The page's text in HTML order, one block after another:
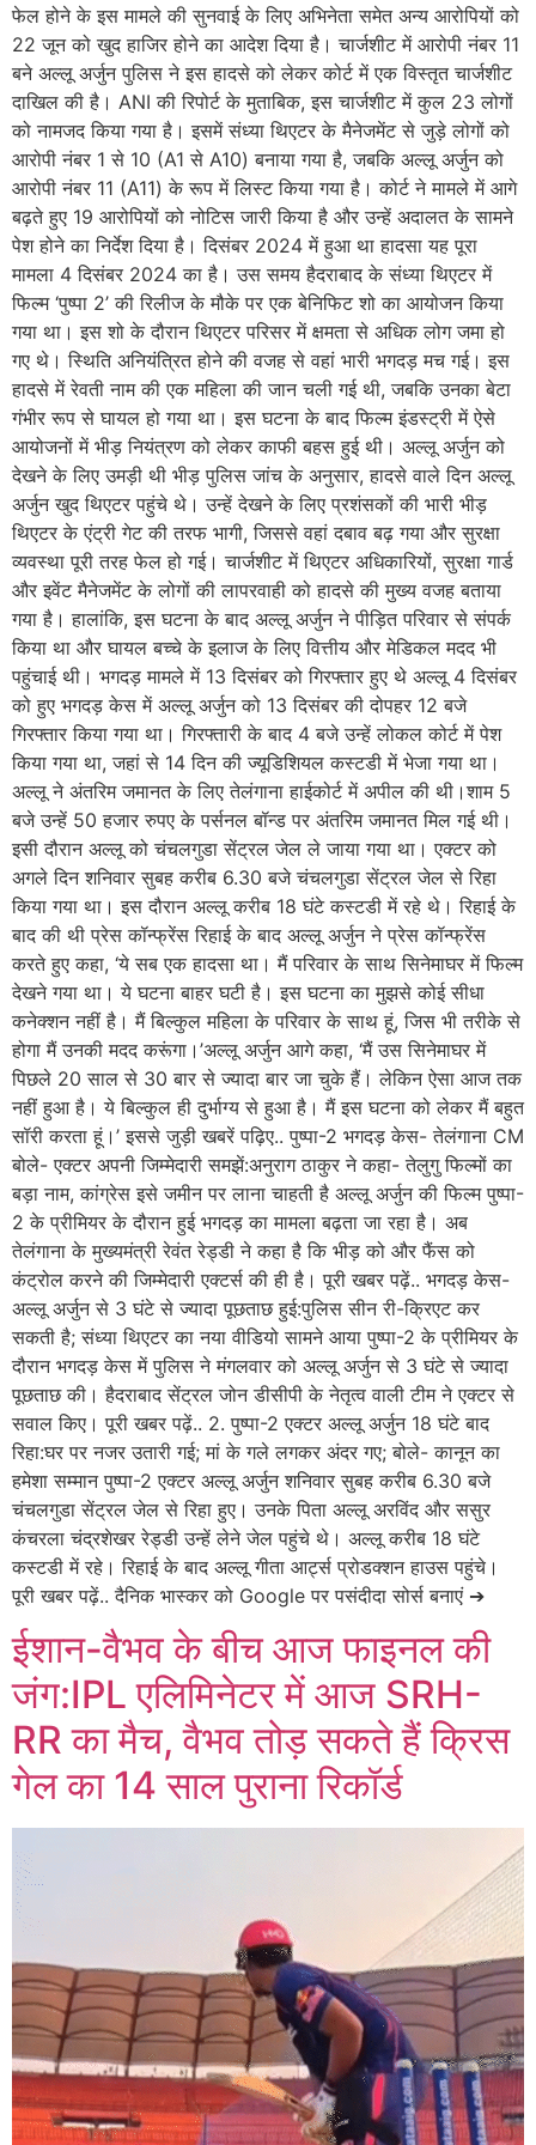
फेल होने के इस मामले की सुनवाई के लिए अभिनेता समेत अन्य आरोपियों को
22 जून को खुद हाजिर होने का आदेश दिया है। चार्जशीट में आरोपी नंबर 11
बने अल्लू अर्जुन पुलिस ने इस हादसे को लेकर कोर्ट में एक विस्तृत चार्जशीट
दाखिल की है। ANI की रिपोर्ट के मुताबिक, इस चार्जशीट में कुल 23 लोगों
को नामजद किया गया है। इसमें संध्या थिएटर के मैनेजमेंट से जुड़े लोगों को
आरोपी नंबर 1 से 10 (A1 से A10) बनाया गया है, जबकि अल्लू अर्जुन को
आरोपी नंबर 11 (A11) के रूप में लिस्ट किया गया है। कोर्ट ने मामले में आगे
बढ़ते हुए 19 आरोपियों को नोटिस जारी किया है और उन्हें अदालत के सामने
पेश होने का निर्देश दिया है। दिसंबर 2024 में हुआ था हादसा यह पूरा
मामला 4 दिसंबर 2024 का है। उस समय हैदराबाद के संध्या थिएटर में
फिल्म ‘पुष्पा 2’ की रिलीज के मौके पर एक बेनिफिट शो का आयोजन किया
गया था। इस शो के दौरान थिएटर परिसर में क्षमता से अधिक लोग जमा हो
गए थे। स्थिति अनियंत्रित होने की वजह से वहां भारी भगदड़ मच गई। इस
हादसे में रेवती नाम की एक महिला की जान चली गई थी, जबकि उनका बेटा
गंभीर रूप से घायल हो गया था। इस घटना के बाद फिल्म इंडस्ट्री में ऐसे
आयोजनों में भीड़ नियंत्रण को लेकर काफी बहस हुई थी। अल्लू अर्जुन को
देखने के लिए उमड़ी थी भीड़ पुलिस जांच के अनुसार, हादसे वाले दिन अल्लू
अर्जुन खुद थिएटर पहुंचे थे। उन्हें देखने के लिए प्रशंसकों की भारी भीड़
थिएटर के एंट्री गेट की तरफ भागी, जिससे वहां दबाव बढ़ गया और सुरक्षा
व्यवस्था पूरी तरह फेल हो गई। चार्जशीट में थिएटर अधिकारियों, सुरक्षा गार्ड
और इवेंट मैनेजमेंट के लोगों की लापरवाही को हादसे की मुख्य वजह बताया
गया है। हालांकि, इस घटना के बाद अल्लू अर्जुन ने पीड़ित परिवार से संपर्क
किया था और घायल बच्चे के इलाज के लिए वित्तीय और मेडिकल मदद भी
पहुंचाई थी। भगदड़ मामले में 13 दिसंबर को गिरफ्तार हुए थे अल्लू 4 दिसंबर
को हुए भगदड़ केस में अल्लू अर्जुन को 13 दिसंबर की दोपहर 12 बजे
गिरफ्तार किया गया था। गिरफ्तारी के बाद 4 बजे उन्हें लोकल कोर्ट में पेश
किया गया था, जहां से 14 दिन की ज्यूडिशियल कस्टडी में भेजा गया था।
अल्लू ने अंतरिम जमानत के लिए तेलंगाना हाईकोर्ट में अपील की थी।शाम 5
बजे उन्हें 50 हजार रुपए के पर्सनल बॉन्ड पर अंतरिम जमानत मिल गई थी।
इसी दौरान अल्लू को चंचलगुडा सेंट्रल जेल ले जाया गया था। एक्टर को
अगले दिन शनिवार सुबह करीब 6.30 बजे चंचलगुडा सेंट्रल जेल से रिहा
किया गया था। इस दौरान अल्लू करीब 18 घंटे कस्टडी में रहे थे। रिहाई के
बाद की थी प्रेस कॉन्फ्रेंस रिहाई के बाद अल्लू अर्जुन ने प्रेस कॉन्फ्रेंस
करते हुए कहा, ‘ये सब एक हादसा था। मैं परिवार के साथ सिनेमाघर में फिल्म
देखने गया था। ये घटना बाहर घटी है। इस घटना का मुझसे कोई सीधा
कनेक्शन नहीं है। मैं बिल्कुल महिला के परिवार के साथ हूं, जिस भी तरीके से
होगा मैं उनकी मदद करूंगा।’अल्लू अर्जुन आगे कहा, ‘मैं उस सिनेमाघर में
पिछले 20 साल से 30 बार से ज्यादा बार जा चुके हैं। लेकिन ऐसा आज तक
नहीं हुआ है। ये बिल्कुल ही दुर्भाग्य से हुआ है। मैं इस घटना को लेकर मैं बहुत
सॉरी करता हूं।’ इससे जुड़ी खबरें पढ़िए.. पुष्पा-2 भगदड़ केस- तेलंगाना CM
बोले- एक्टर अपनी जिम्मेदारी समझें:अनुराग ठाकुर ने कहा- तेलुगु फिल्मों का
बड़ा नाम, कांग्रेस इसे जमीन पर लाना चाहती है अल्लू अर्जुन की फिल्म पुष्पा-
2 के प्रीमियर के दौरान हुई भगदड़ का मामला बढ़ता जा रहा है। अब
तेलंगाना के मुख्यमंत्री रेवंत रेड्डी ने कहा है कि भीड़ को और फैंस को
कंट्रोल करने की जिम्मेदारी एक्टर्स की ही है। पूरी खबर पढ़ें.. भगदड़ केस-
अल्लू अर्जुन से 3 घंटे से ज्यादा पूछताछ हुई:पुलिस सीन री-क्रिएट कर
सकती है; संध्या थिएटर का नया वीडियो सामने आया पुष्पा-2 के प्रीमियर के
दौरान भगदड़ केस में पुलिस ने मंगलवार को अल्लू अर्जुन से 3 घंटे से ज्यादा
पूछताछ की। हैदराबाद सेंट्रल जोन डीसीपी के नेतृत्व वाली टीम ने एक्टर से
सवाल किए। पूरी खबर पढ़ें.. 2. पुष्पा-2 एक्टर अल्लू अर्जुन 18 घंटे बाद
रिहा:घर पर नजर उतारी गई; मां के गले लगकर अंदर गए; बोले- कानून का
हमेशा सम्मान पुष्पा-2 एक्टर अल्लू अर्जुन शनिवार सुबह करीब 6.30 बजे
चंचलगुडा सेंट्रल जेल से रिहा हुए। उनके पिता अल्लू अरविंद और ससुर
कंचरला चंद्रशेखर रेड्डी उन्हें लेने जेल पहुंचे थे। अल्लू करीब 18 घंटे
कस्टडी में रहे। रिहाई के बाद अल्लू गीता आर्ट्स प्रोडक्शन हाउस पहुंचे।
पूरी खबर पढ़ें.. दैनिक भास्कर को Google पर पसंदीदा सोर्स बनाएं ➔
ईशान-वैभव के बीच आज फाइनल की
जंग:IPL एलिमिनेटर में आज SRH-
RR का मैच, वैभव तोड़ सकते हैं क्रिस
गेल का 14 साल पुराना रिकॉर्ड